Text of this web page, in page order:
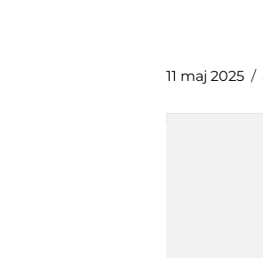
11 maj 2025